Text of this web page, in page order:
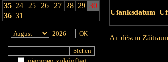
35 24 25 26 27 28 29 30
36 31 Ufanksdatum
An dësem